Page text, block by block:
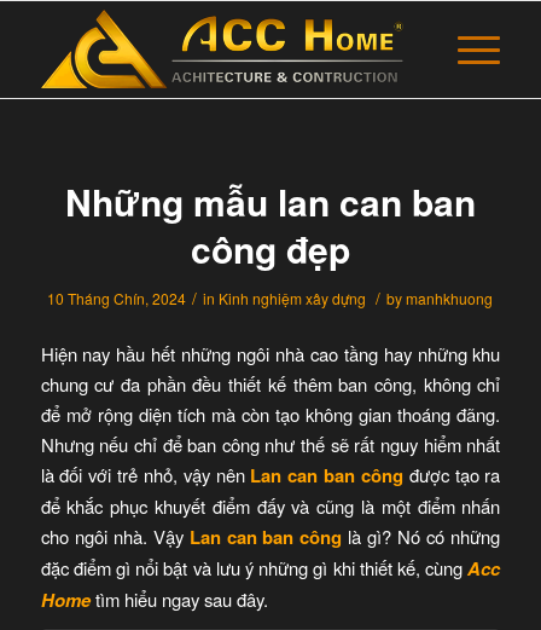
Những mẫu lan can ban
công đẹp
10 Tháng Chín, 2024 / in Kinh nghiệm xây dựng / bymanhkhuong
Hiện nay hầu hết những ngôi nhà cao tầng hay những khu
chung cư đa phần đều thiết kế thêm ban công, không chỉ
để mở rộng diện tích mà còn tạo không gian thoáng đãng.
Nhưng nếu chỉ để ban công như thế sẽ rất nguy hiểm nhất
là đối với trẻ nhỏ, vậy nên Lan can ban công được tạo ra
để khắc phục khuyết điểm đấy và cũng là một điểm nhấn
cho ngôi nhà. Vậy Lan can ban công là gì? Nó có những
đặc điểm gì nổi bật và lưu ý những gì khi thiết kế, cùngAcc
Hometìm hiểu ngay sau đây.